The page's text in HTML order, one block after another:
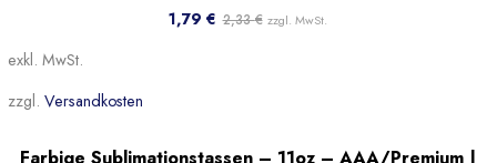
1,79 € 2,33€ zzgl. MwSt.
exkl. MwSt.
zzgl. Versandkosten
Sale!
Farbige Sublimationstassen – 11oz – AAA/Premium |